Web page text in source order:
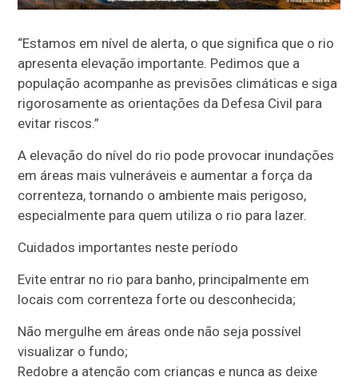
“Estamos em nível de alerta, o que significa que o rio
apresenta elevação importante. Pedimos que a
população acompanhe as previsões climáticas e siga
rigorosamente as orientações da Defesa Civil para
evitar riscos.”
A elevação do nível do rio pode provocar inundações
em áreas mais vulneráveis e aumentar a força da
correnteza, tornando o ambiente mais perigoso,
especialmente para quem utiliza o rio para lazer.
Cuidados importantes neste período
Evite entrar no rio para banho, principalmente em
locais com correnteza forte ou desconhecida;
Não mergulhe em áreas onde não seja possível
visualizar o fundo;
Redobre a atenção com crianças e nunca as deixe